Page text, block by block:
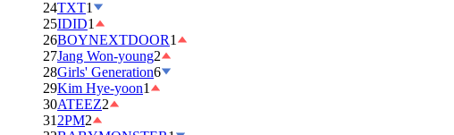
24TXT1
25IDID1
26BOYNEXTDOOR1
27Jang Won-young2
28Girls' Generation6
29Kim Hye-yoon1
30ATEEZ2
31 2PM2